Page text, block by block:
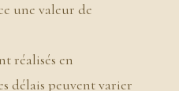
une valeur de
réalisés en
délais peuvent varier